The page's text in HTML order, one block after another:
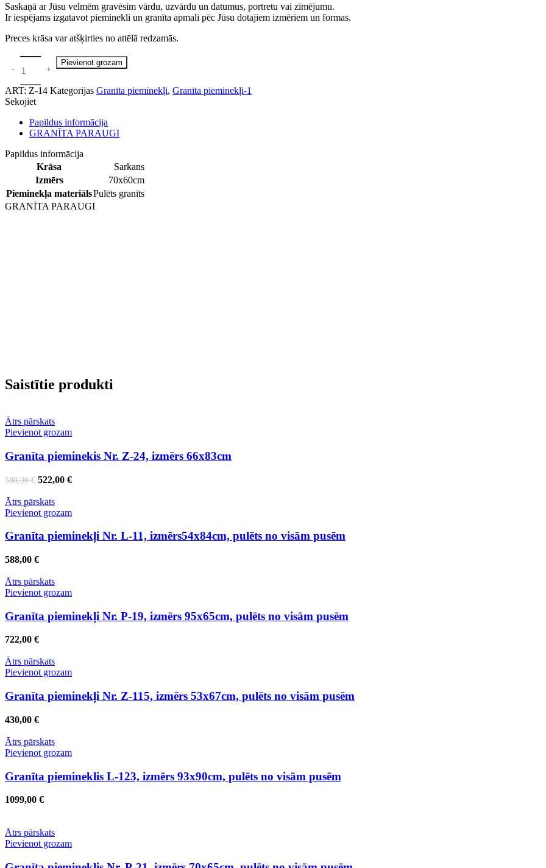
was:
730,00 €.
is:
657,00 €.
Saskaņā ar Jūsu velmēm gravēsim vārdu, uzvārdu un datumus, portretu vai zīmējumu.
Ir iespējams izgatavot pieminekli un granīta apmali pēc Jūsu dotajiem izmēriem un formas.
Preces krāsa var atšķirties no attēlā redzamās.
Pievienot grozam
ART: Z-14 Kategorijas Granīta pieminekļi, Granīta pieminekļi-1
Sekojiet
Papildus informācija
GRANĪTA PARAUGI
Papildus informācija
Krāsa
Sarkans
Izmērs
70x60cm
Pieminekļa materiālsPulēts granīts
GRANĪTA PARAUGI
Saistītie produkti
Ātrs pārskats
Pievienot grozam
Granīta pieminekis Nr. Z-24, izmērs 66x83cm
580,00€ Original
was:
580,00 €.
522,00 €Current
522,00 €.
Ātrs pārskats
Pievienot grozam
Granīta pieminekļi Nr. L-11, izmērs54x84cm, pulēts no visām pusēm
588,00 €
Ātrs pārskats
Pievienot grozam
Granīta pieminekļi Nr. P-19, izmērs 95x65cm, pulēts no visām pusēm
722,00 €
Ātrs pārskats
Pievienot grozam
Granīta pieminekļi Nr. Z-115, izmērs 53x67cm, pulēts no visām pusēm
430,00 €
Ātrs pārskats
Pievienot grozam
Granīta piemineklis L-123, izmērs 93x90cm, pulēts no visām pusēm
1099,00 €
Ātrs pārskats
Pievienot grozam